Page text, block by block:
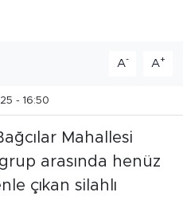
A- A+
- 16:50
Mahallesi
arasında henüz
çıkan silahlı